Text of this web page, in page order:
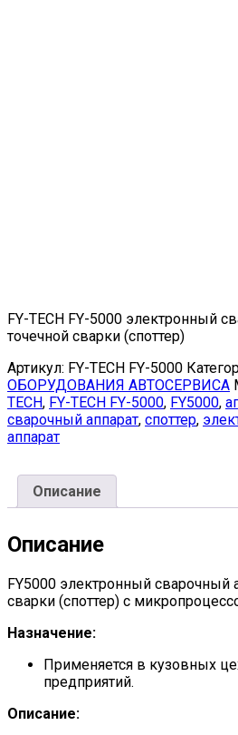
FY-TECH FY-5000 электронный
точечной сварки (споттер)
Артикул: FY-TECH FY-5000
ОБОРУДОВАНИЯ АВТОСЕРВИСА
TECH, FY-TECH FY-5000, FY5000,
сварочный аппарат, споттер,
аппарат
Описание
Описание
FY5000 электронный сварочный
сварки (споттер) с
Назначение:
Применяется в кузовных
предприятий.
Описание: